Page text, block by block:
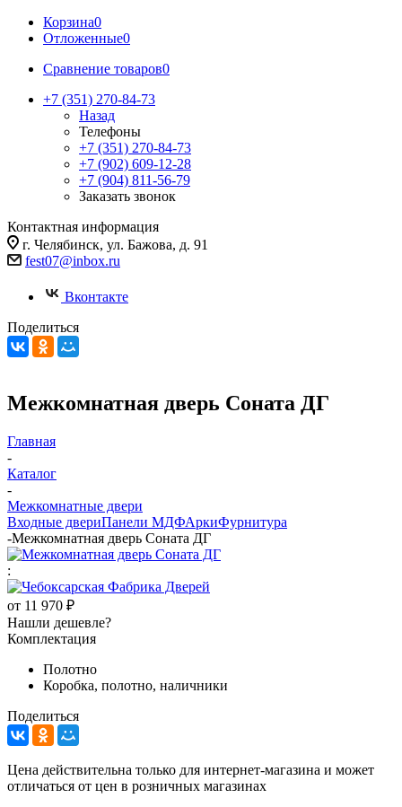
Корзина0
Отложенные0
Сравнение товаров0
+7 (351) 270-84-73
Назад
Телефоны
+7 (351) 270-84-73
+7 (902) 609-12-28
+7 (904) 811-56-79
Заказать звонок
Контактная информация
г. Челябинск, ул. Бажова, д. 91
fest07@inbox.ru
Вконтакте
Поделиться
Межкомнатная дверь Соната ДГ
Главная
-
Каталог
-
Межкомнатные двери
Входные двериПанели МДФАркиФурнитура
-Межкомнатная дверь Соната ДГ
:
от 11 970 ₽
Нашли дешевле?
Комплектация
Полотно
Коробка, полотно, наличники
Поделиться
Цена действительна только для интернет-магазина и может
отличаться от цен в розничных магазинах